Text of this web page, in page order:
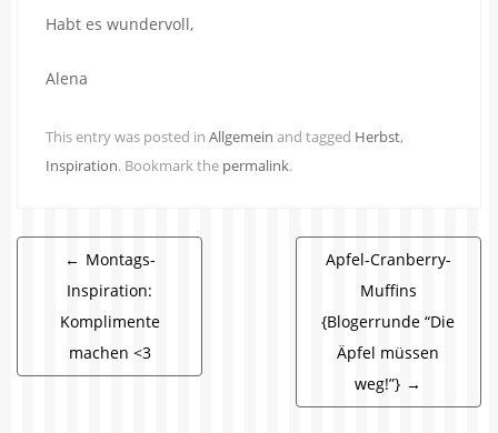
Habt es wundervoll,
Alena
This entry was posted in Allgemein and tagged Herbst,
Inspiration. Bookmark the permalink.
Beitragsnavigation
← Montags-
Inspiration:
Komplimente
machen <3
Apfel-Cranberry-
Muffins
{Blogerrunde “Die
Äpfel müssen
weg!”} →